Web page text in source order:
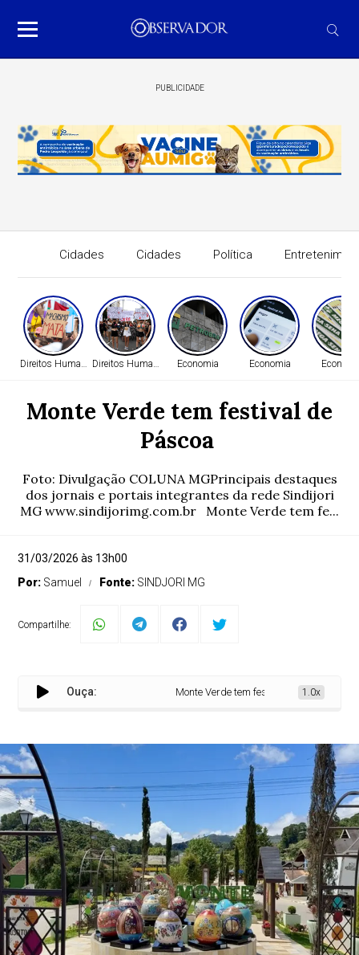
PUBLICIDADE
Cidades Cidades Política
Direitos HumanosDireitos Humanos Economia Economia
Monte Verde tem festival de
Páscoa
Foto: Divulgação COLUNA MGPrincipais destaques
dos jornais e portais integrantes da rede Sindijori
MG www.sindijorimg.com.br Monte Verde tem fe...
31/03/2026 às 13h00
Por: Samuel Fonte: SINDJORI MG
Compartilhe:
Ouça: Monte Verde tem festival de Páscoa
1.0x